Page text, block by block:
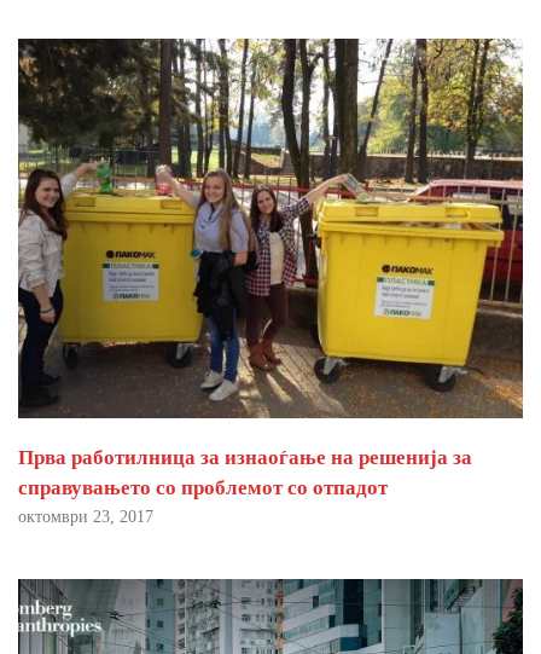
Прва работилница за изнаоѓање на решенија за
справувањето со проблемот со отпадот
октомври 23, 2017